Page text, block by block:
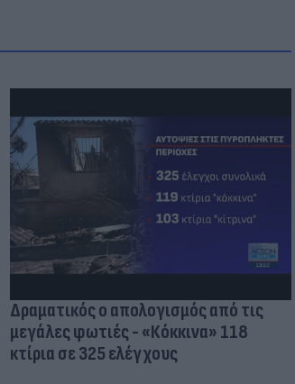
Δραματικός ο απολογισμός από τις
μεγάλες φωτιές - «Κόκκινα» 118
κτίρια σε 325 ελέγχους